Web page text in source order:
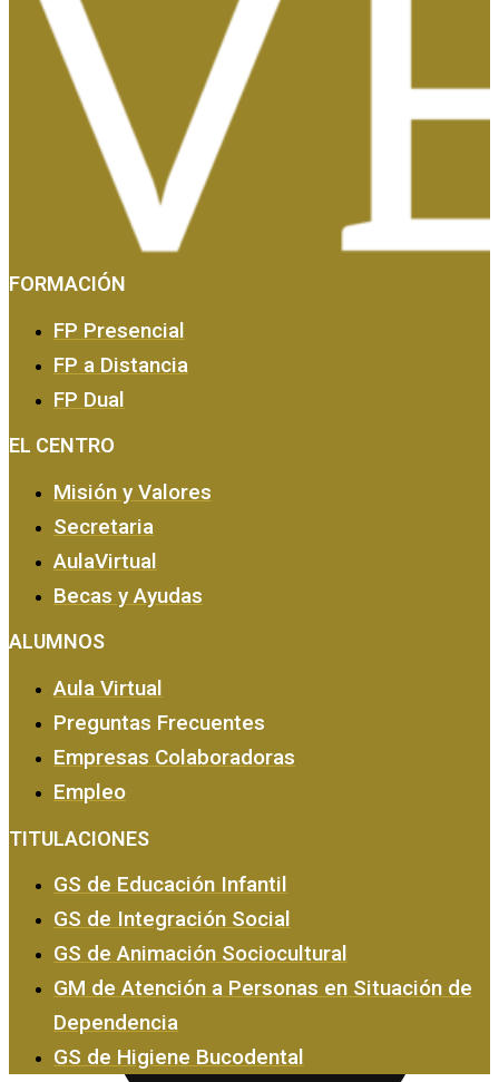
FORMACIÓN
FP Presencial
FP a Distancia
FP Dual
EL CENTRO
Misión y Valores
Secretaria
AulaVirtual
Becas y Ayudas
ALUMNOS
Aula Virtual
Preguntas Frecuentes
Empresas Colaboradoras
Empleo
TITULACIONES
GS de Educación Infantil
GS de Integración Social
GS de Animación Sociocultural
GM de Atención a Personas en Situación de
Dependencia
GS de Higiene Bucodental